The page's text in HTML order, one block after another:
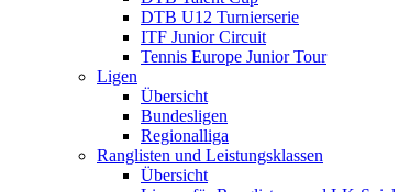
DTB U12 Turnierserie
ITF Junior Circuit
Tennis Europe Junior Tour
Ligen
Übersicht
Bundesligen
Regionalliga
Ranglisten und Leistungsklassen
Übersicht